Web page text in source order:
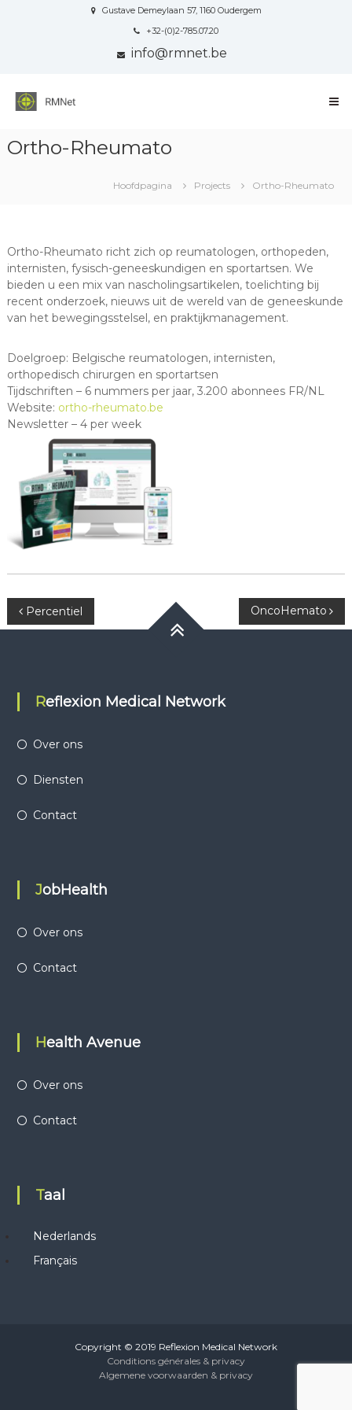
Gustave Demeylaan 57, 1160 Oudergem
+32-(0)2-785.07.20
info@rmnet.be
Reflexion
Medical
Your
Ortho-Rheumato
Hoofdpagina Projects Ortho-Rheumato
Ortho-Rheumato richt zich op reumatologen, orthopeden,
internisten, fysisch-geneeskundigen en sportartsen. We
bieden u een mix van nascholingsartikelen, toelichting bij
recent onderzoek, nieuws uit de wereld van de geneeskunde
van het bewegingsstelsel, en praktijkmanagement.
Doelgroep: Belgische reumatologen, internisten,
orthopedisch chirurgen en sportartsen
Tijdschriften – 6 nummers per jaar, 3.200 abonnees FR/NL
Website: ortho-rheumato.be
Newsletter – 4 per week
Berichtnavigatie
Percentiel OncoHemato
Reflexion Medical Network
Over ons
Diensten
Contact
JobHealth
Over ons
Contact
Health Avenue
Over ons
Contact
Taal
Nederlands
Français
Copyright © 2019 Reflexion Medical Network
Conditions générales & privacy
Algemene voorwaarden & privacy